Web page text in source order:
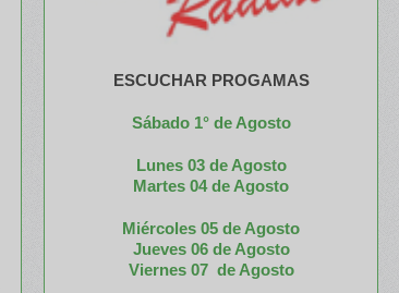
ESCUCHAR PROGAMAS
Sábado 1° de Agosto
Lunes 03 de Agosto
Martes 04 de Agosto
Miércoles 05 de Agosto
Jueves 06 de Agosto
Viernes 07 de Agosto